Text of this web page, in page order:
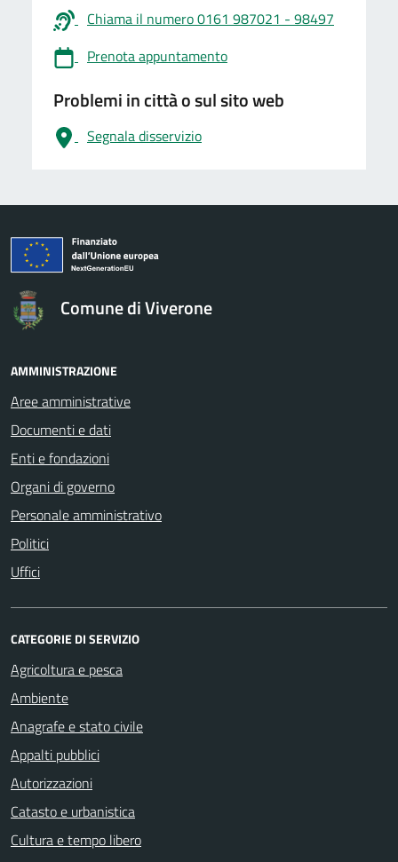
Chiama il numero 0161 987021 - 98497
Prenota appuntamento
Problemi in città o sul sito web
Segnala disservizio
logo Unione Europea
Comune di Viverone
AMMINISTRAZIONE
Aree amministrative
Documenti e dati
Enti e fondazioni
Organi di governo
Personale amministrativo
Politici
Uffici
CATEGORIE DI SERVIZIO
Agricoltura e pesca
Ambiente
Anagrafe e stato civile
Appalti pubblici
Autorizzazioni
Catasto e urbanistica
Cultura e tempo libero